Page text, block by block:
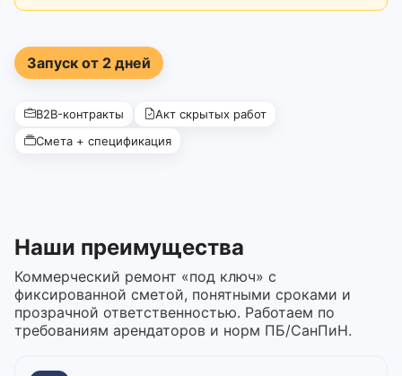
Запуск от 2 дней
B2B-контракты
Акт скрытых работ
Смета + спецификация
Наши преимущества
Коммерческий ремонт «под ключ» с
фиксированной сметой, понятными сроками и
прозрачной ответственностью. Работаем по
требованиям арендаторов и норм ПБ/СанПиН.